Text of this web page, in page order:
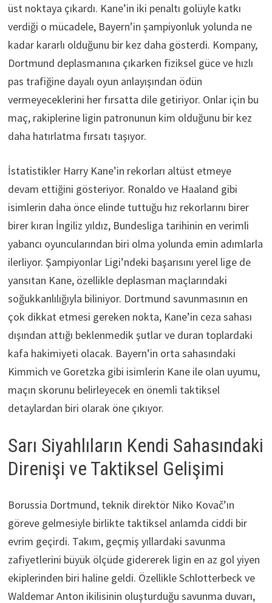
üst noktaya çıkardı. Kane’in iki penaltı golüyle katkı
verdiği o mücadele, Bayern’in şampiyonluk yolunda ne
kadar kararlı olduğunu bir kez daha gösterdi. Kompany,
Dortmund deplasmanına çıkarken fiziksel güce ve hızlı
pas trafiğine dayalı oyun anlayışından ödün
vermeyeceklerini her fırsatta dile getiriyor. Onlar için bu
maç, rakiplerine ligin patronunun kim olduğunu bir kez
daha hatırlatma fırsatı taşıyor.
İstatistikler Harry Kane’in rekorları altüst etmeye
devam ettiğini gösteriyor. Ronaldo ve Haaland gibi
isimlerin daha önce elinde tuttuğu hız rekorlarını birer
birer kıran İngiliz yıldız, Bundesliga tarihinin en verimli
yabancı oyuncularından biri olma yolunda emin adımlarla
ilerliyor. Şampiyonlar Ligi’ndeki başarısını yerel lige de
yansıtan Kane, özellikle deplasman maçlarındaki
soğukkanlılığıyla biliniyor. Dortmund savunmasının en
çok dikkat etmesi gereken nokta, Kane’in ceza sahası
dışından attığı beklenmedik şutlar ve duran toplardaki
kafa hakimiyeti olacak. Bayern’in orta sahasındaki
Kimmich ve Goretzka gibi isimlerin Kane ile olan uyumu,
maçın skorunu belirleyecek en önemli taktiksel
detaylardan biri olarak öne çıkıyor.
Sarı Siyahlıların Kendi Sahasındaki
Direnişi ve Taktiksel Gelişimi
Borussia Dortmund, teknik direktör Niko Kovač’ın
göreve gelmesiyle birlikte taktiksel anlamda ciddi bir
evrim geçirdi. Takım, geçmiş yıllardaki savunma
zafiyetlerini büyük ölçüde gidererek ligin en az gol yiyen
ekiplerinden biri haline geldi. Özellikle Schlotterbeck ve
Waldemar Anton ikilisinin oluşturduğu savunma duvarı,